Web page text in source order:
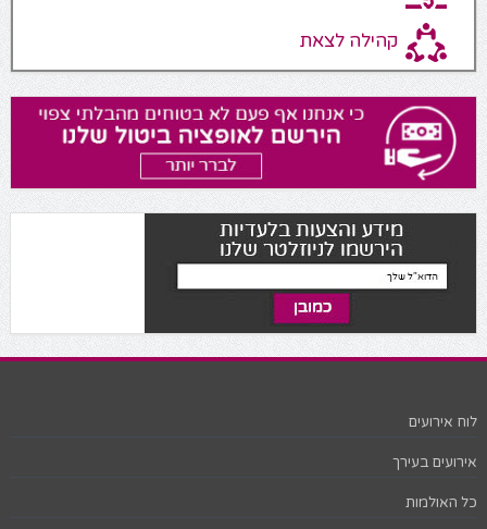
קהילה לצאת
לוח אירועים
אירועים בעירך
כל האולמות